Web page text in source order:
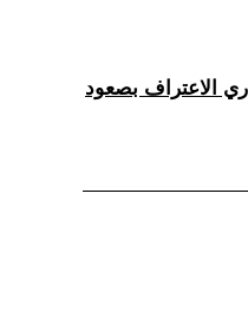
الاعتراف بصعود